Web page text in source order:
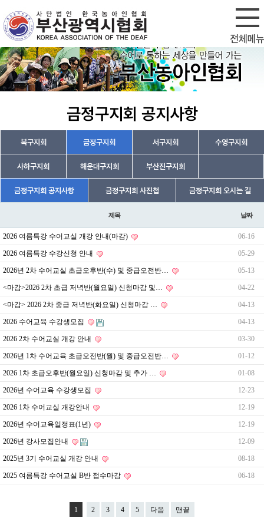
로그인
금정구지회 공지사항
북구지회 금정구지회 서구지회 수영구지회
사하구지회 해운대구지회 부산진구지회
금정구지회 공지사항 금정구지회 사진첩 금정구지회 오시는 길
제목 날짜
2026 여름특강 수어교실 개강 안내(마감) 06-16
2026 여름특강 수강신청 안내 05-29
2026년 2차 수어교실 초급오후반(수) 및 중급오전반… 05-13
<마감>2026 2차 초급 저녁반(월요일) 신청마감 및… 04-22
<마감> 2026 2차 중급 저녁반(화요일) 신청마감 … 04-13
2026 수어교육 수강생모집 04-13
2026 2차 수어교실 개강 안내 03-30
2026년 1차 수어교육 초급오전반(월) 및 중급오전반… 01-12
2026 1차 초급오후반(월요일) 신청마감 및 추가 … 01-08
2026년 수어교육 수강생모집 12-23
2026 1차 수어교실 개강안내 12-19
2026년 수어교육일정표(1년) 12-19
2026년 강사모집안내 12-09
2025년 3기 수어교실 개강 안내 08-18
2025 여름특강 수어교실 B반 접수마감 06-18
1 2 3 4 5 다음 맨끝